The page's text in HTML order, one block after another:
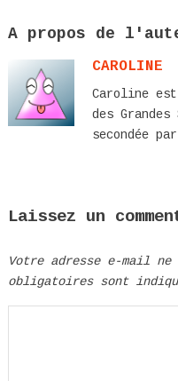
A propos de
CAROLINE
Caroline
des
secondée
Laissez un
Votre adresse e-mail
obligatoires sont